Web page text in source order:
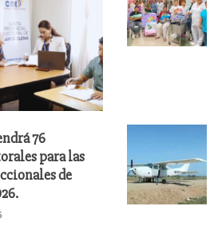
76
para las
de